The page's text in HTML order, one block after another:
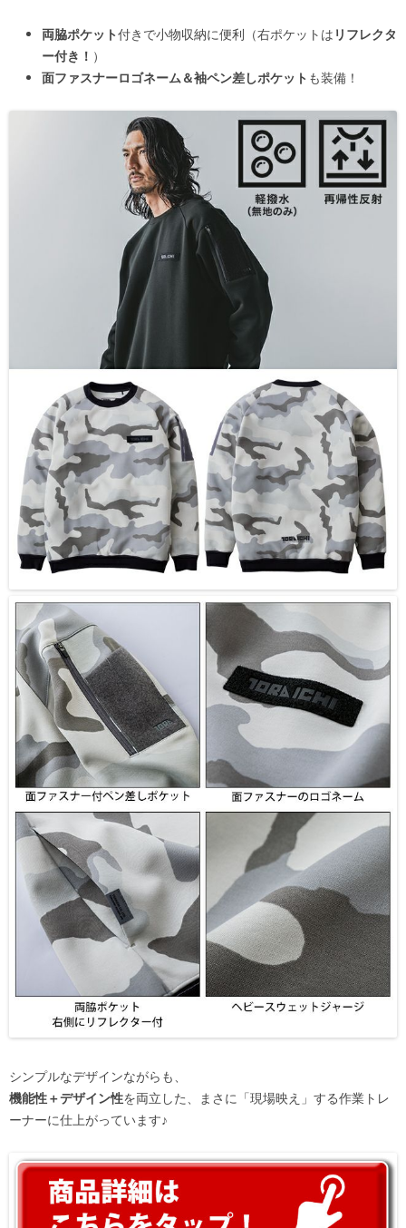
両脇ポケット付きで小物収納に便利（右ポケットは リフレクタ
ー付き！ ）
面ファスナーロゴネーム＆袖ペン差しポケット も装備！
シンプルなデザインながらも、
機能性＋デザイン性を両立した、まさに「現場映え」する作業トレ
ーナーに仕上がっています♪